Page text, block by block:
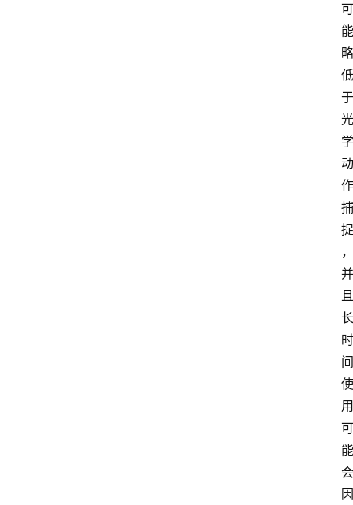
可
能
略
低
于
光
学
动
作
捕
捉
，
并
且
长
时
间
使
用
可
能
会
因